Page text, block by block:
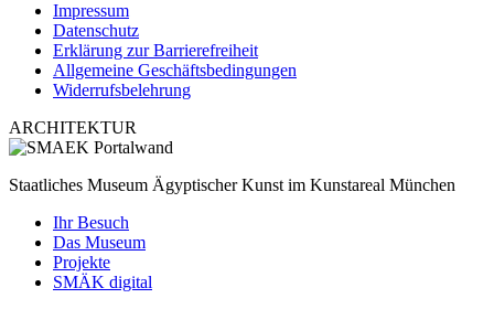
Impressum
Datenschutz
Erklärung zur Barrierefreiheit
Allgemeine Geschäftsbedingungen
Widerrufsbelehrung
ARCHITEKTUR
Staatliches Museum Ägyptischer Kunst im Kunstareal München
Ihr Besuch
Das Museum
Projekte
SMÄK digital